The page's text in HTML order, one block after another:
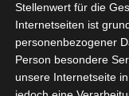
Stellenwert für die
Internetseiten ist
personenbezogener
Person besondere
unsere Internetseite